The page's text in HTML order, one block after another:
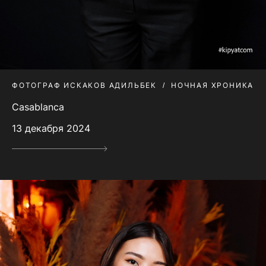
ФОТОГРАФ ИСКАКОВ АДИЛЬБЕК НОЧНАЯ ХРОНИКА
Casablanca
13 декабря 2024